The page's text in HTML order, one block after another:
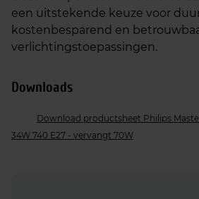
een uitstekende keuze voor
kostenbesparend en
verlichtingstoepassingen.
Downloads
Download productsheet Philips
34W 740 E27 - vervangt 70W